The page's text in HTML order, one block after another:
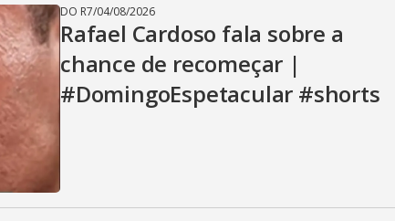
DO R7/04/08/2026
Rafael Cardoso fala sobre a
chance de recomeçar |
#DomingoEspetacular #shorts